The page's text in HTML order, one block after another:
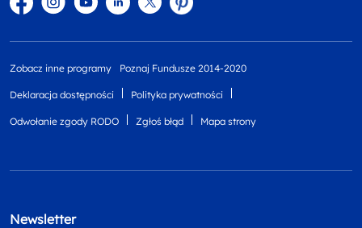
Zobacz inne programy Poznaj Fundusze 2014-2020
Deklaracja dostępności Polityka prywatności
Odwołanie zgody RODO Zgłoś błąd Mapa strony
Newsletter